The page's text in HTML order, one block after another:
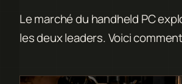
Le marché du handheld PC
les deux leaders. Voici